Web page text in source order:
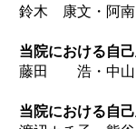
鈴木 康文・阿
当院における自
藤田 浩・中
当院における自